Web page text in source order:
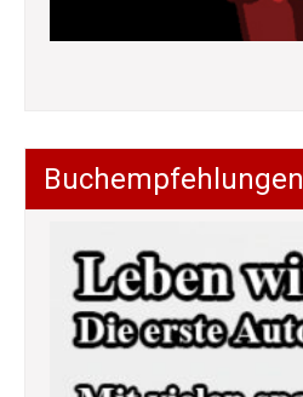
Buchempfehlungen